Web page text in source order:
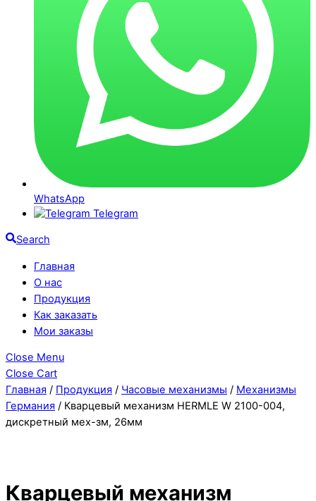
WhatsApp
Telegram
Search
Главная
О нас
Продукция
Как заказать
Мои заказы
Close Menu
Close Cart
Главная / Продукция / Часовые механизмы / Механизмы
Германия / Кварцевый механизм HERMLE W 2100-004,
дискретный мех-зм, 26мм
Кварцевый механизм